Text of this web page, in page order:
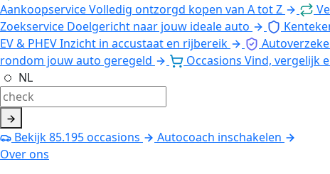
AankoopserviceVolledig ontzorgd kopen van A tot Z
Zoekservice Doelgericht naar jouw ideale auto
EV & PHEVInzicht in accustaat en rijbereik
rondom jouw auto geregeld
Occasions Vind, vergelijk
NL
Bekijk85.195occasions
Autocoach inschakelen
Over ons